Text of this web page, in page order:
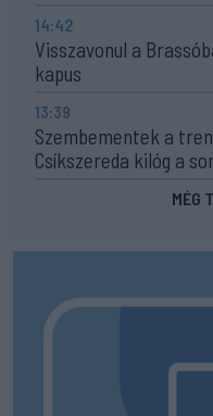
14:42
Visszavonul a
kapus
13:39
Szembementek a
Csíkszereda kilóg a
MÉG